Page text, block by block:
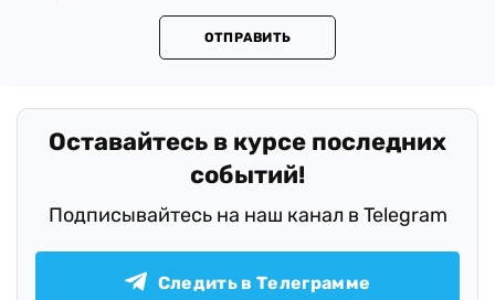
ОТПРАВИТЬ
Оставайтесь в курсе последних
событий!
Подписывайтесь на наш канал в Telegram
Следить в Телеграмме